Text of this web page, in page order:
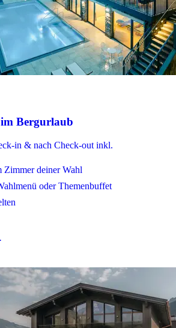
Bergurlaub
in & nach Check-out inkl.
Zimmer deiner Wahl
oder Themenbuffet
·